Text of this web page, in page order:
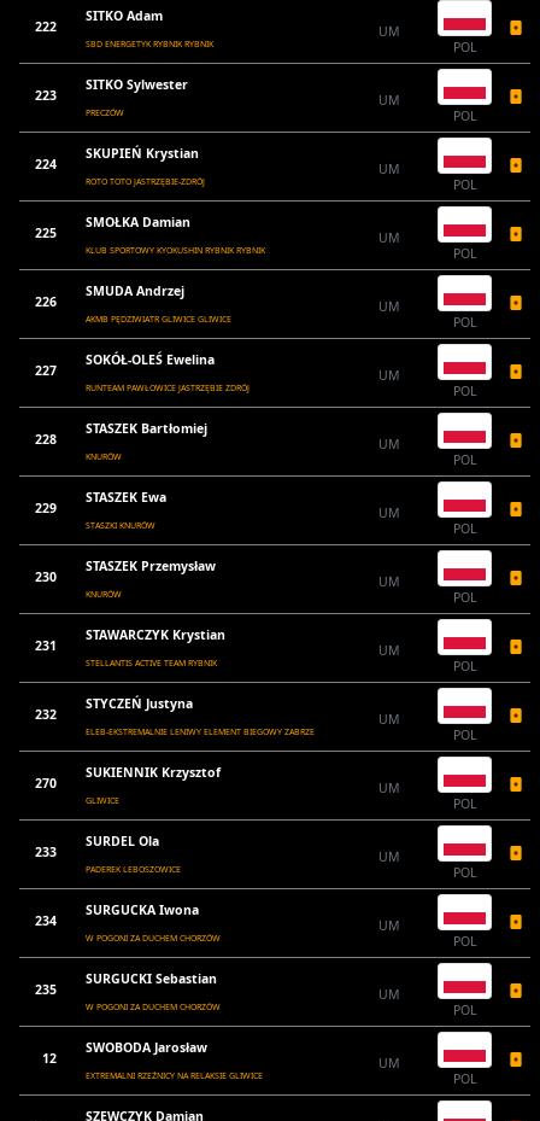
222
SITKO Adam
SBD ENERGETYK RYBNIK RYBNIK
UM
POL
223
SITKO Sylwester
PRECZÓW
UM
POL
224
SKUPIEŃ Krystian
ROTO TOTO JASTRZĘBIE-ZDRÓJ
UM
POL
225
SMOŁKA Damian
KLUB SPORTOWY KYOKUSHIN RYBNIK RYBNIK
UM
POL
226
SMUDA Andrzej
AKMB PĘDZIWIATR GLIWICE GLIWICE
UM
POL
227
SOKÓŁ-OLEŚ Ewelina
RUNTEAM PAWŁOWICE JASTRZĘBIE ZDRÓJ
UM
POL
228
STASZEK Bartłomiej
KNURÓW
UM
POL
229
STASZEK Ewa
STASZKI KNURÓW
UM
POL
230
STASZEK Przemysław
KNURÓW
UM
POL
231
STAWARCZYK Krystian
STELLANTIS ACTIVE TEAM RYBNIK
UM
POL
232
STYCZEŃ Justyna
ELEB-EKSTREMALNIE LENIWY ELEMENT BIEGOWY ZABRZE
UM
POL
270
SUKIENNIK Krzysztof
GLIWICE
UM
POL
233
SURDEL Ola
PADEREK LEBOSZOWICE
UM
POL
234
SURGUCKA Iwona
W POGONI ZA DUCHEM CHORZÓW
UM
POL
235
SURGUCKI Sebastian
W POGONI ZA DUCHEM CHORZÓW
UM
POL
12
SWOBODA Jarosław
EXTREMALNI RZEŹNICY NA RELAKSIE GLIWICE
UM
POL
SZEWCZYK Damian